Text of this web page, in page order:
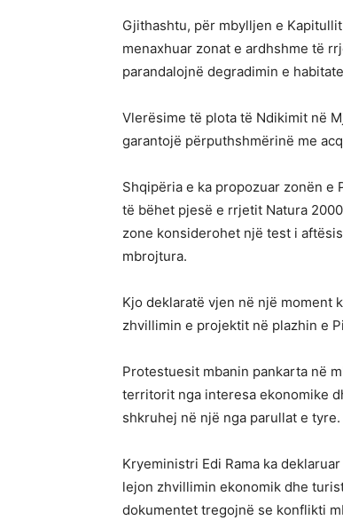
Gjithashtu, për mbylljen e
menaxhuar zonat e ardhshme të
parandalojnë degradimin e
Vlerësime të plota të Ndikimit në
garantojë përputhshmërinë me
Shqipëria e ka propozuar zonën e
të bëhet pjesë e rrjetit Natura
zone konsiderohet një test i
mbrojtura.
Kjo deklaratë vjen në një moment
zhvillimin e projektit në plazhin e
Protestuesit mbanin pankarta në
territorit nga interesa ekonomike
shkruhej në një nga parullat e tyre.
Kryeministri Edi Rama ka
lejon zhvillimin ekonomik dhe
dokumentet tregojnë se konflikti